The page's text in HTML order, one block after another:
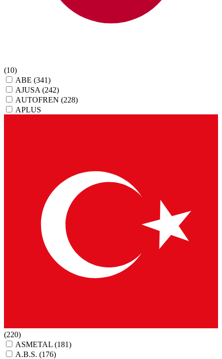
(10)
ABE (341)
AJUSA (242)
AUTOFREN (228)
APLUS
(220)
ASMETAL (181)
A.B.S. (176)